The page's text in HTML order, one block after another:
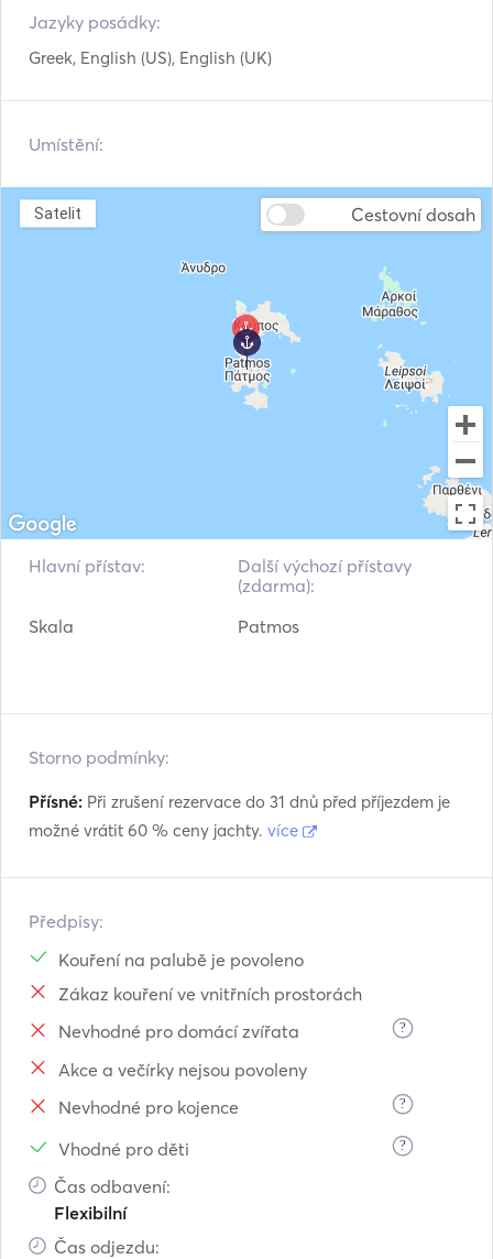
Price include: Skipper, Fuel, Water, Full Insurance, Port
Jazyky posádky:
Greek, English (US), English (UK)
Umístění:
Cestovní dosah
Satelit
Hlavní přístav:
Skala
Další výchozí přístavy
(zdarma):
Patmos
Storno podmínky:
Přísné: Při zrušení rezervace do 31 dnů před příjezdem je
možné vrátit 60 % ceny jachty. více
Předpisy:
Kouření na palubě je povoleno
Zákaz kouření ve vnitřních prostorách
Nevhodné pro domácí zvířata
?
Akce a večírky nejsou povoleny
Nevhodné pro kojence
?
Vhodné pro děti ?
Čas odbavení:
Flexibilní
Čas odjezdu: